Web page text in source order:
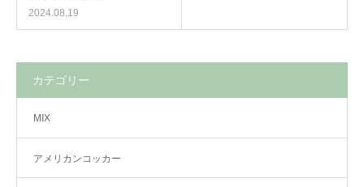
2024.08.19
カテゴリー
MIX
アメリカンコッカー